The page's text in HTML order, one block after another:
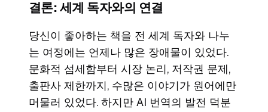
결론: 세계 독자와의 연결
당신이 좋아하는 책을 전 세계 독자와 나누
는 여정에는 언제나 많은 장애물이 있었다.
문화적 섬세함부터 시장 논리, 저작권 문제,
출판사 제한까지, 수많은 이야기가 원어에만
머물러 있었다. 하지만 AI 번역의 발전 덕분